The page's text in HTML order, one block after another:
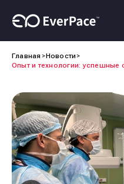
Главная
Новости
Опыт и технологии: успешные